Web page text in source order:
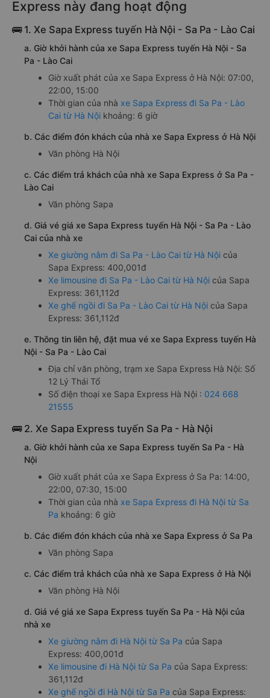
Express này đang hoạt động
🚌 1. Xe Sapa Express tuyến Hà Nội - Sa Pa - Lào Cai
a. Giờ khởi hành của xe Sapa Express tuyến Hà Nội - Sa
Pa - Lào Cai
Giờ xuất phát của xe Sapa Express ở Hà Nội: 07:00,
22:00, 15:00
Thời gian của nhà xe Sapa Express đi Sa Pa - Lào
Cai từ Hà Nội khoảng: 6 giờ
b. Các điểm đón khách của nhà xe Sapa Express ở Hà Nội
Văn phòng Hà Nội
c. Các điểm trả khách của nhà xe Sapa Express ở Sa Pa -
Lào Cai
Văn phòng Sapa
d. Giá vé giá xe Sapa Express tuyến Hà Nội - Sa Pa - Lào
Cai của nhà xe
Xe giường nằm đi Sa Pa - Lào Cai từ Hà Nội của
Sapa Express: 400,001đ
Xe limousine đi Sa Pa - Lào Cai từ Hà Nội của Sapa
Express: 361,112đ
Xe ghế ngồi đi Sa Pa - Lào Cai từ Hà Nội của Sapa
Express: 361,112đ
e. Thông tin liên hệ, đặt mua vé xe Sapa Express tuyến Hà
Nội - Sa Pa - Lào Cai
Địa chỉ văn phòng, trạm xe Sapa Express Hà Nội: Số
12 Lý Thái Tổ
Số điện thoại xe Sapa Express Hà Nội : 024 668
21555
🚌 2. Xe Sapa Express tuyến Sa Pa - Hà Nội
a. Giờ khởi hành của xe Sapa Express tuyến Sa Pa - Hà
Nội
Giờ xuất phát của xe Sapa Express ở Sa Pa: 14:00,
22:00, 07:30, 15:00
Thời gian của nhà xe Sapa Express đi Hà Nội từ Sa
Pa khoảng: 6 giờ
b. Các điểm đón khách của nhà xe Sapa Express ở Sa Pa
Văn phòng Sapa
c. Các điểm trả khách của nhà xe Sapa Express ở Hà Nội
Văn phòng Hà Nội
d. Giá vé giá xe Sapa Express tuyến Sa Pa - Hà Nội của
nhà xe
Xe giường nằm đi Hà Nội từ Sa Pa của Sapa
Express: 400,001đ
Xe limousine đi Hà Nội từ Sa Pa của Sapa Express:
361,112đ
Xe ghế ngồi đi Hà Nội từ Sa Pa của Sapa Express: